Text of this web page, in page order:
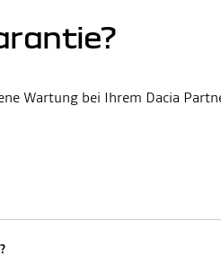
Wartung bei Ihrem Dacia